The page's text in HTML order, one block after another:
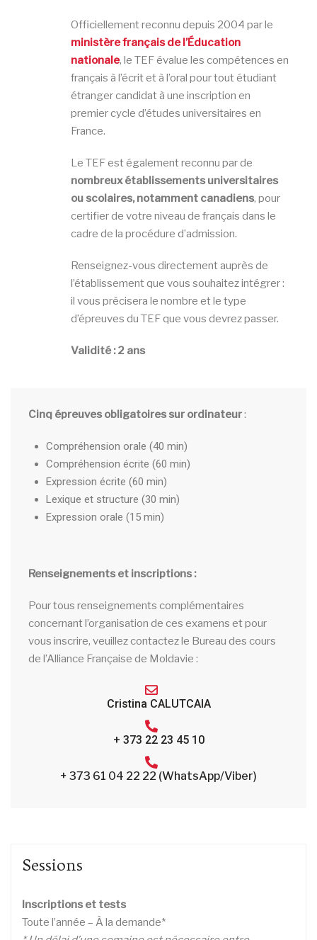
Officiellement reconnu depuis 2004 par le
ministère français de l’Éducation
nationale, le TEF évalue les compétences en
français à l’écrit et à l’oral pour tout étudiant
étranger candidat à une inscription en
premier cycle d’études universitaires en
France.
Le TEF est également reconnu par de
nombreux établissements universitaires
ou scolaires, notamment canadiens, pour
certifier de votre niveau de français dans le
cadre de la procédure d’admission.
Renseignez-vous directement auprès de
l’établissement que vous souhaitez intégrer :
il vous précisera le nombre et le type
d’épreuves du TEF que vous devrez passer.
Validité : 2 ans
Cinq épreuves obligatoires sur ordinateur:
Compréhension orale (40 min)
Compréhension écrite (60 min)
Expression écrite (60 min)
Lexique et structure (30 min)
Expression orale (15 min)
Renseignements et inscriptions :
Pour tous renseignements complémentaires
concernant l’organisation de ces examens et pour
vous inscrire, veuillez contactez le Bureau des cours
de l’Alliance Française de Moldavie :
Cristina CALUTCAIA
+ 373 22 23 45 10
+ 373 61 04 22 22 (WhatsApp/Viber)
Sessions
Inscriptions et tests
Toute l’année – À la demande*